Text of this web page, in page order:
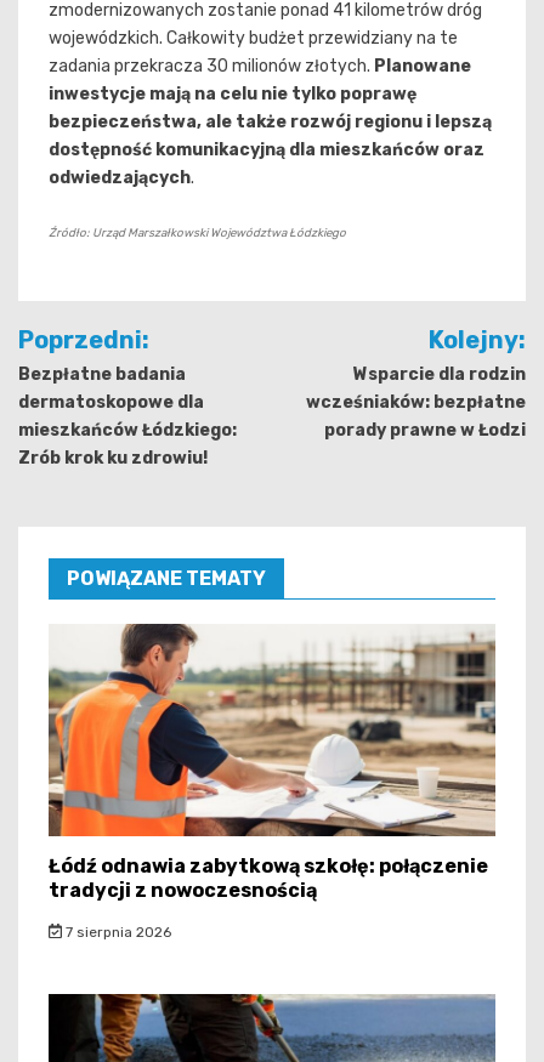
zmodernizowanych zostanie ponad 41 kilometrów dróg
wojewódzkich. Całkowity budżet przewidziany na te
zadania przekracza 30 milionów złotych. Planowane
inwestycje mają na celu nie tylko poprawę
bezpieczeństwa, ale także rozwój regionu i lepszą
dostępność komunikacyjną dla mieszkańców oraz
odwiedzających.
Źródło: Urząd Marszałkowski Województwa Łódzkiego
Nawigacja
wpisu
Poprzedni:
Bezpłatne badania
dermatoskopowe dla
mieszkańców Łódzkiego:
Zrób krok ku zdrowiu!
Kolejny:
Wsparcie dla rodzin
wcześniaków: bezpłatne
porady prawne w Łodzi
POWIĄZANE TEMATY
Łódź odnawia zabytkową szkołę: połączenie
tradycji z nowoczesnością
7 sierpnia 2026